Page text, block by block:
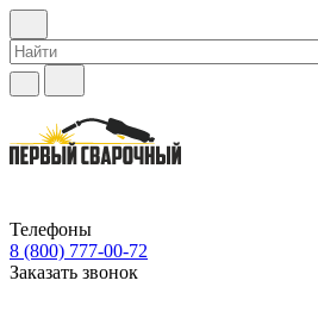
Телефоны
8 (800) 777-00-72
Заказать звонок